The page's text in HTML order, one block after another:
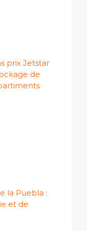
prix Jetstar
de
la Puebla :
et de